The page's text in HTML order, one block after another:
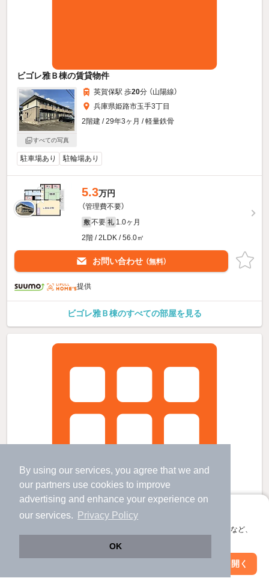
By using our services, you agree that we and
our partners use cookies to improve
advertising and enhance your experience on
our services.
Privacy Policy
OK
アプリに切り替えて、サクサクお部屋探し
会員登録なしですぐ使える。マップ検索やお気に入り保存など、
アプリを開く
ビゴレ雅Ｂ棟の賃貸物件
すべての写真
英賀保駅 歩20分 （山陽線）
兵庫県姫路市玉手3丁目
2階建 / 29年3ヶ月 / 軽量鉄骨
駐車場あり 駐輪場あり
5.3万円
（管理費不要）
敷 不要 礼 1.0ヶ月
2階 / 2LDK / 56.0㎡
お問い合わせ （無料）
提供
ビゴレ雅Ｂ棟のすべての部屋を見る
絞り込み条件を変更